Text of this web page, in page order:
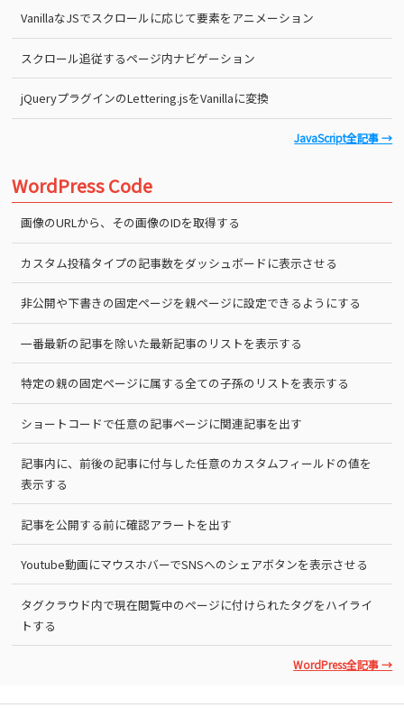
VanillaなJSでスクロールに応じて要素をアニメーション
スクロール追従するページ内ナビゲーション
jQueryプラグインのLettering.jsをVanillaに変換
JavaScript全記事 →
WordPress Code
画像のURLから、その画像のIDを取得する
カスタム投稿タイプの記事数をダッシュボードに表示させる
非公開や下書きの固定ページを親ページに設定できるようにする
一番最新の記事を除いた最新記事のリストを表示する
特定の親の固定ページに属する全ての子孫のリストを表示する
ショートコードで任意の記事ページに関連記事を出す
記事内に、前後の記事に付与した任意のカスタムフィールドの値を
表示する
記事を公開する前に確認アラートを出す
Youtube動画にマウスホバーでSNSへのシェアボタンを表示させる
タグクラウド内で現在閲覧中のページに付けられたタグをハイライ
トする
WordPress全記事 →